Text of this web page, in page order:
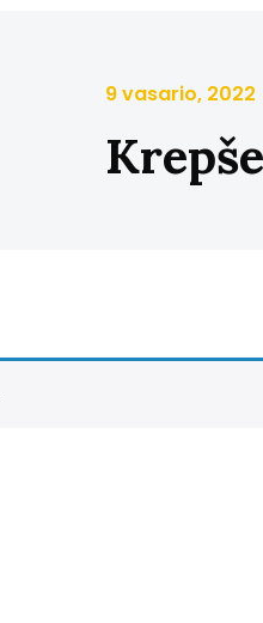
9 vasario, 2022